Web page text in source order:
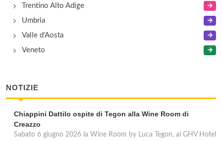
Trentino Alto Adige
Umbria
Valle d'Aosta
Veneto
NOTIZIE
Chiappini Dattilo ospite di Tegon alla Wine Room di
Creazzo
Sabato 6 giugno 2026 la Wine Room by Luca Tegon, al GHV Hotel